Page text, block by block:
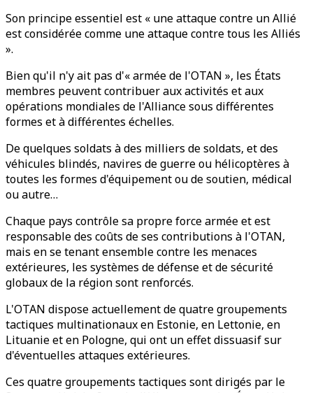
Son principe essentiel est « une attaque contre un Allié
est considérée comme une attaque contre tous les Alliés
».
Bien qu'il n'y ait pas d'« armée de l'OTAN », les États
membres peuvent contribuer aux activités et aux
opérations mondiales de l'Alliance sous différentes
formes et à différentes échelles.
De quelques soldats à des milliers de soldats, et des
véhicules blindés, navires de guerre ou hélicoptères à
toutes les formes d'équipement ou de soutien, médical
ou autre…
Chaque pays contrôle sa propre force armée et est
responsable des coûts de ses contributions à l'OTAN,
mais en se tenant ensemble contre les menaces
extérieures, les systèmes de défense et de sécurité
globaux de la région sont renforcés.
L'OTAN dispose actuellement de quatre groupements
tactiques multinationaux en Estonie, en Lettonie, en
Lituanie et en Pologne, qui ont un effet dissuasif sur
d'éventuelles attaques extérieures.
Ces quatre groupements tactiques sont dirigés par le